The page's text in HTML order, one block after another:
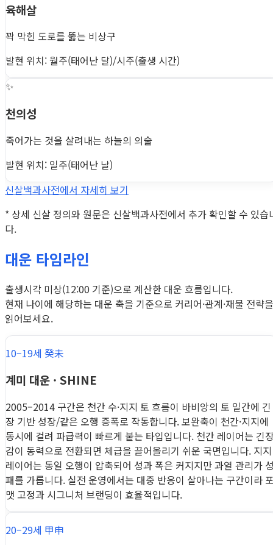
육해살
꽉 막힌 도로를 뚫는 비상구
발현 위치: 월주(태어난 달)/시주(출생 시간)
✨
천의성
죽어가는 것을 살려내는 하늘의 의술
발현 위치: 일주(태어난 날)
신살백과사전에서 자세히 보기
* 상세 신살 정의와 원문은 신살백과사전에서 추가 확인할 수 있습
다.
대운 타임라인
출생시각 미상(12:00 기준)으로 계산한 대운 흐름입니다.
현재 나이에 해당하는 대운 축을 기준으로 커리어·관계·재물 전략을
읽어보세요.
10–19세 癸未
계미 대운 · SHINE
2005–2014 구간은 천간 수·지지 토 흐름이 바비앙의 토 일간에 긴
장 기반 성장/같은 오행 증폭로 작동합니다. 보완축이 천간·지지에
동시에 걸려 파급력이 빠르게 붙는 타입입니다. 천간 레이어는 긴
감이 동력으로 전환되면 체급을 끌어올리기 쉬운 국면입니다. 지지
레이어는 동일 오행이 압축되어 성과 폭은 커지지만 과열 관리가
패를 가릅니다. 실전 운영에서는 대중 반응이 살아나는 구간이라
맷 고정과 시그니처 브랜딩이 효율적입니다.
20–29세 甲申